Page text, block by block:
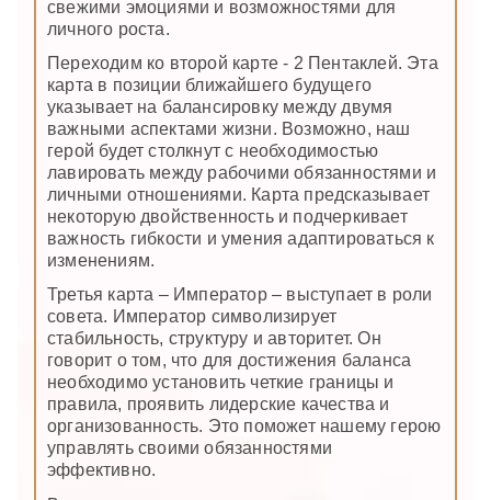
свежими эмоциями и возможностями для
личного роста.
Переходим ко второй карте - 2 Пентаклей. Эта
карта в позиции ближайшего будущего
указывает на балансировку между двумя
важными аспектами жизни. Возможно, наш
герой будет столкнут с необходимостью
лавировать между рабочими обязанностями и
личными отношениями. Карта предсказывает
некоторую двойственность и подчеркивает
важность гибкости и умения адаптироваться к
изменениям.
Третья карта – Император – выступает в роли
совета. Император символизирует
стабильность, структуру и авторитет. Он
говорит о том, что для достижения баланса
необходимо установить четкие границы и
правила, проявить лидерские качества и
организованность. Это поможет нашему герою
управлять своими обязанностями
эффективно.